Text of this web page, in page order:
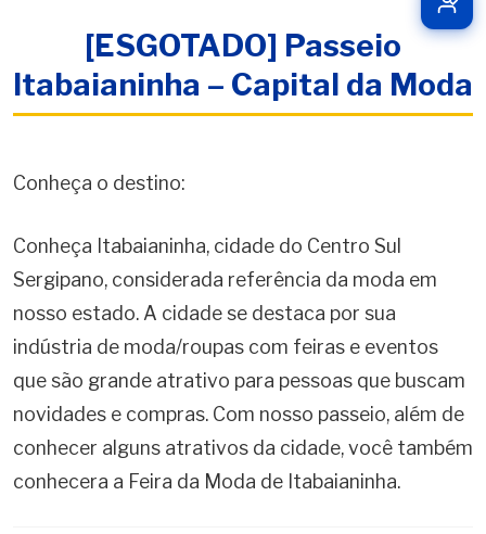
[ESGOTADO] Passeio
Itabaianinha – Capital da Moda
Conheça o destino:
Conheça Itabaianinha, cidade do Centro Sul
Sergipano, considerada referência da moda em
nosso estado. A cidade se destaca por sua
indústria de moda/roupas com feiras e eventos
que são grande atrativo para pessoas que buscam
novidades e compras. Com nosso passeio, além de
conhecer alguns atrativos da cidade, você também
conhecera a Feira da Moda de Itabaianinha.